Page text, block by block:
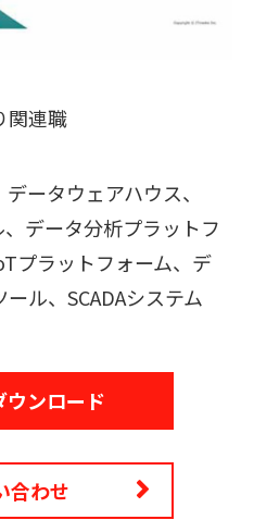
関連職
ータウェアハウス、
データ分析プラットフ
プラットフォーム、デ
ル、SCADAシステム
ウンロード
合わせ